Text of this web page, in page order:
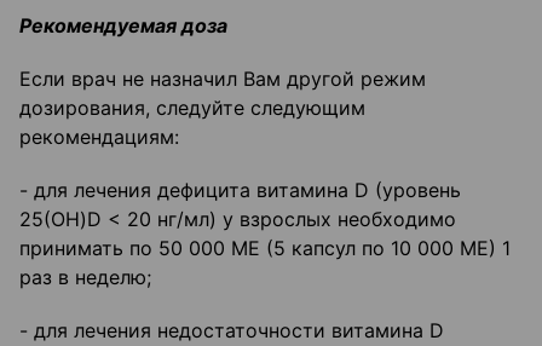
Рекомендуемая доза
Если врач не назначил Вам другой режим
дозирования, следуйте следующим
рекомендациям:
- для лечения дефицита витамина D (уровень
25(OH)D < 20 нг/мл) у взрослых необходимо
принимать по 50 000 ME (5 капсул по 10 000 ME) 1
раз в неделю;
- для лечения недостаточности витамина D